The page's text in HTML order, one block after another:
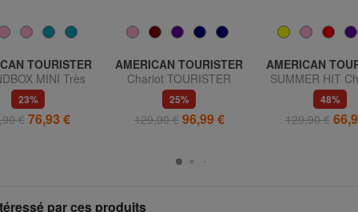
TOURISTER
MINI Très
bagage à main
23%
€ 76,93 €
AMERICAN TOURISTER
Chariot TOURISTER
AMERICAIN AIRCONIC,
bagage à main, lumière
25%
129,90 € 96,99 €
AMERICAN
SUMMER HIT
bagages à
48%
129,90 €
par ces produits